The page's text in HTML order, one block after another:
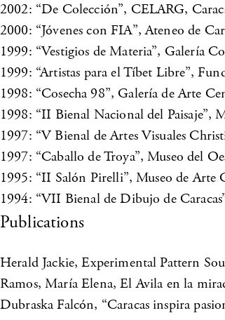
2002: “De Colección”, CELARG,
2000: “Jóvenes con FIA”, Ateneo de
1999: “Vestigios de Materia”, Galería
1999: “Artistas para el Tíbet Libre”,
1998: “Cosecha 98”, Galería de Arte
1998: “II Bienal Nacional del Paisaje”,
1997: “V Bienal de Artes Visuales
1997: “Caballo de Troya”, Museo del
1995: “II Salón Pirelli”, Museo de Arte
1994: “VII Bienal de Dibujo de
Publications
Herald Jackie, Experimental Pattern
Ramos, María Elena, El Avila en la
Dubraska Falcón, “Caracas inspira